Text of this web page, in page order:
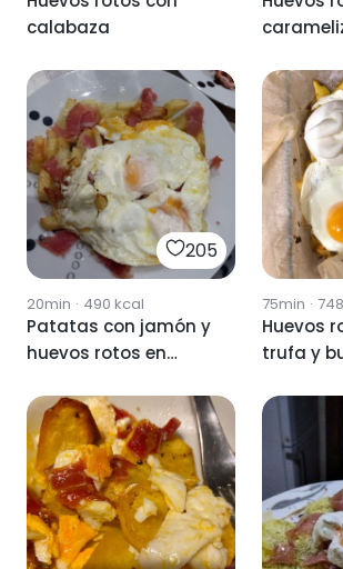
calabaza
205
20min · 490 kcal
Patatas con jamón y
huevos rotos en
75min · 748
Huevos
trufa y